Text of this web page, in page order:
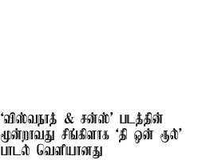
`விஸ்வநாத் & சன்ஸ்' படத்தின்
மூன்றாவது சிங்கிளாக `தி ஒன் ரூல்'
பாடல் வெளியானது